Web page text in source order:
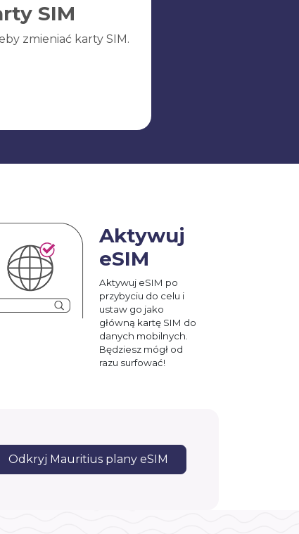
SIM
zmieniać karty SIM.
Aktywuj
eSIM
Aktywuj eSIM po
przybyciu do celu i
ustaw go jako
główną kartę SIM do
danych mobilnych.
Będziesz mógł od
razu surfować!
Odkryj Mauritius plany eSIM